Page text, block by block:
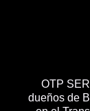
OTP
dueños de